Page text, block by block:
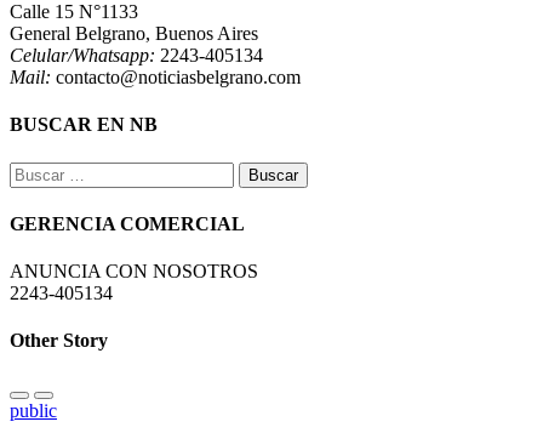
Calle 15 N°1133
General Belgrano, Buenos Aires
Celular/Whatsapp: 2243-405134
Mail: contacto@noticiasbelgrano.com
BUSCAR EN NB
Buscar:
GERENCIA COMERCIAL
ANUNCIA CON NOSOTROS
2243-405134
Other Story
public